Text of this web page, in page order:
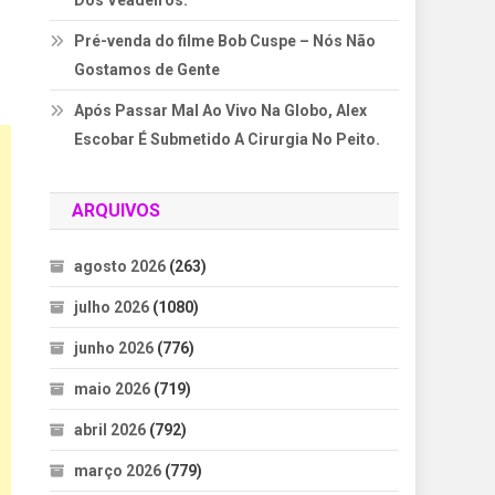
Pré-venda do filme Bob Cuspe – Nós Não
Gostamos de Gente
Após Passar Mal Ao Vivo Na Globo, Alex
Escobar É Submetido A Cirurgia No Peito.
ARQUIVOS
agosto 2026 (263)
julho 2026 (1080)
junho 2026 (776)
maio 2026 (719)
abril 2026 (792)
março 2026 (779)